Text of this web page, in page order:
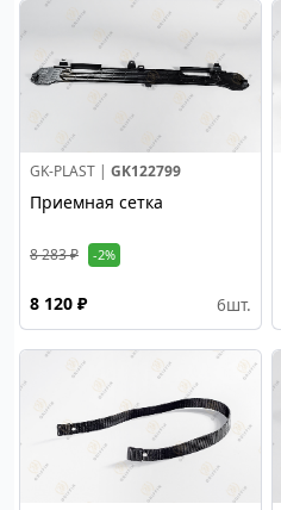
GK-PLAST | GK122799
Приемная сетка
8 283 ₽ -2%
8 120 ₽ 6шт.